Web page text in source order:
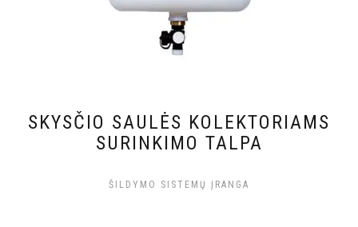
SKYSČIO SAULĖS KOLEKTORIAMS
SURINKIMO TALPA
ŠILDYMO SISTEMŲ ĮRANGA